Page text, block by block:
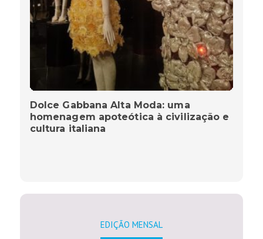
Dolce Gabbana Alta Moda: uma
homenagem apoteótica à civilização e
cultura italiana
EDIÇÃO MENSAL